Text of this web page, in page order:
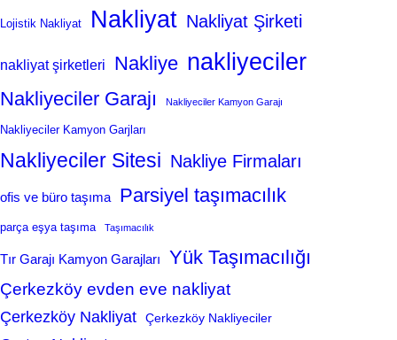
Lojistik Nakliyat Nakliyat Nakliyat Şirketi
nakliyat şirketleri Nakliye nakliyeciler
Nakliyeciler Garajı Nakliyeciler Kamyon Garajı
Nakliyeciler Kamyon Garjları
Nakliyeciler Sitesi Nakliye Firmaları
ofis ve büro taşıma Parsiyel taşımacılık
parça eşya taşıma Taşımacılık
Tır Garajı Kamyon Garajları Yük Taşımacılığı
Çerkezköy evden eve nakliyat
Çerkezköy Nakliyat Çerkezköy Nakliyeciler